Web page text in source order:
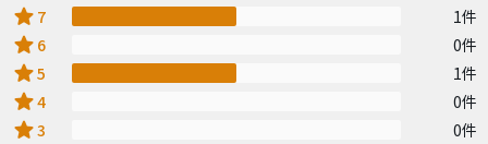
star 7 1件
star 6 0件
star5 1件
star4 0件
star3 0件